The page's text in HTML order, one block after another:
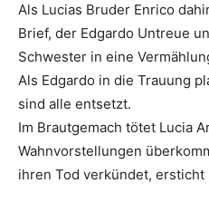
Als Lucias Bruder Enrico
Brief, der Edgardo Untreue
Schwester in eine
Als Edgardo in die Trauung
sind alle entsetzt.
Im Brautgemach tötet Lucia
Wahnvorstellungen
ihren Tod verkündet, ersticht